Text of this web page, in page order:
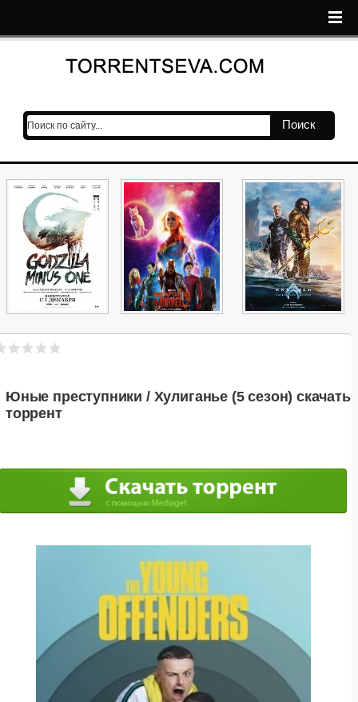
Поиск
Юные преступники / Хулиганье (5 сезон) скачать
торрент